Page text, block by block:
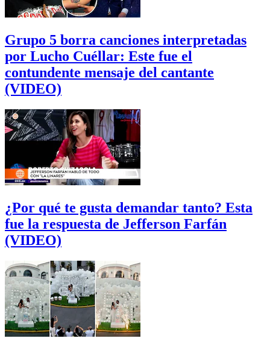
Grupo 5 borra canciones interpretadas
por Lucho Cuéllar: Este fue el
contundente mensaje del cantante
(VIDEO)
¿Por qué te gusta demandar tanto? Esta
fue la respuesta de Jefferson Farfán
(VIDEO)